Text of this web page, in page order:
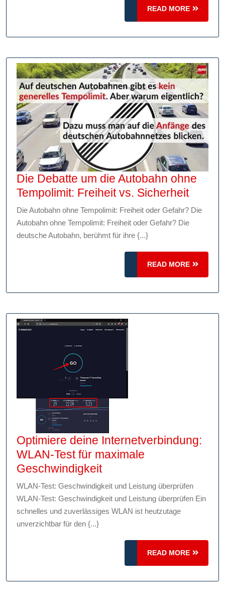
Paradies
Eishockeyfans
READ MORE
READ
MORE
Die Debatte um die Autobahn ohne
Tempolimit: Freiheit vs. SicherheitDie
um
ohne
Die Autobahn ohne Tempolimit: Freiheit oder Gefahr? Die
Autobahn ohne Tempolimit: Freiheit oder Gefahr? Die
deutsche Autobahn, berühmt für ihre {...}
READ MORE
READ
MORE
Optimiere deine Internetverbindung:
WLAN-Test für maximale
GeschwindigkeitOptimiere
deine
Internetverbindung:
WLAN-
maximale
Geschwindigkeit
WLAN-Test: Geschwindigkeit und Leistung überprüfen
WLAN-Test: Geschwindigkeit und Leistung überprüfen Ein
schnelles und zuverlässiges WLAN ist heutzutage
unverzichtbar für den {...}
READ MORE
READ
MORE